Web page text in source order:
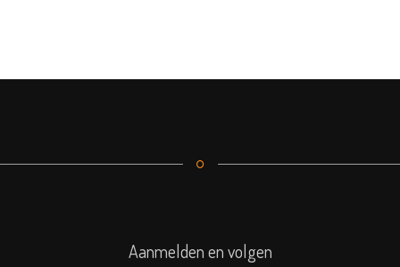
Aanmelden en volgen